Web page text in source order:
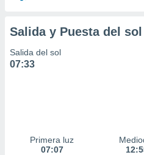
Salida y Puesta del sol
Salida del sol
07:33
Primera luz
07:07